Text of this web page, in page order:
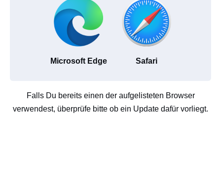
Microsoft Edge Safari
Falls Du bereits einen der aufgelisteten Browser
verwendest, überprüfe bitte ob ein Update dafür vorliegt.